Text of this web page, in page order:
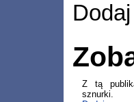
Z tą
sznurki.